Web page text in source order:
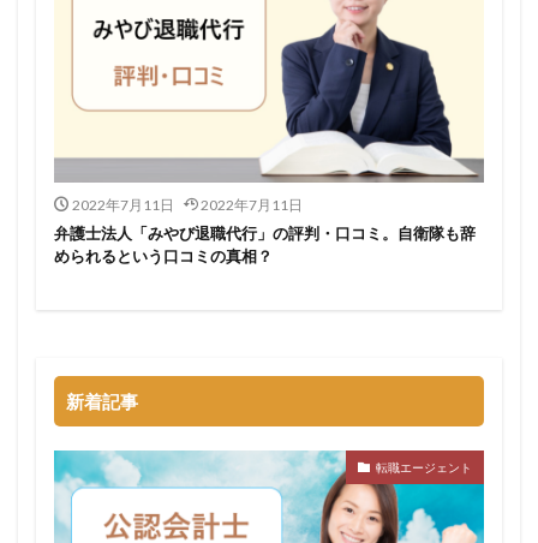
2022年7月11日 2022年7月11日
弁護士法人「みやび退職代行」の評判・口コミ。自衛隊も辞
められるという口コミの真相？
新着記事
転職エージェント